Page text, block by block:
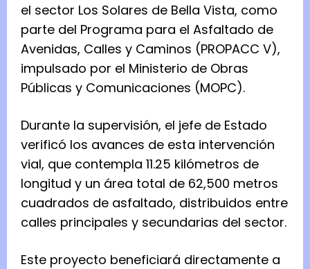
el sector Los Solares de Bella Vista, como
parte del Programa para el Asfaltado de
Avenidas, Calles y Caminos (PROPACC V),
impulsado por el Ministerio de Obras
Públicas y Comunicaciones (MOPC).
Durante la supervisión, el jefe de Estado
verificó los avances de esta intervención
vial, que contempla 11.25 kilómetros de
longitud y un área total de 62,500 metros
cuadrados de asfaltado, distribuidos entre
calles principales y secundarias del sector.
Este proyecto beneficiará directamente a